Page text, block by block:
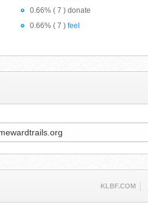
0.66% ( 7 ) donate
0.66% ( 7 )feel
KLBF.COM